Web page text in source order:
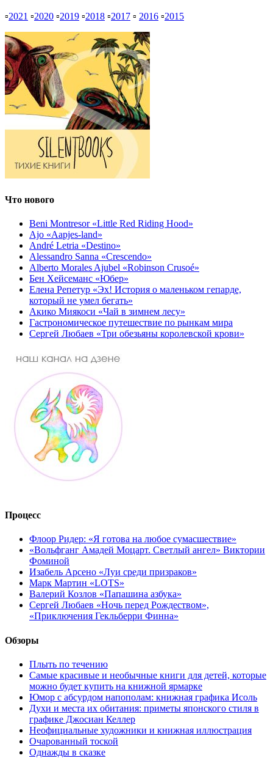
▫2021 ▫2020 ▫2019 ▫2018 ▫2017 ▫ 2016 ▫2015
Что нового
Beni Montresor «Little Red Riding Hood»
Ajo «Aapjes-land»
André Letria «Destino»
Alessandro Sanna «Crescendo»
Alberto Morales Ajubel «Robinson Crusoé»
Бен Хейсеманс «Юбер»
Елена Репетур «Эх! История о маленьком гепарде,
который не умел бегать»
Акико Миякоси «Чай в зимнем лесу»
Гастрономическое путешествие по рынкам мира
Сергей Любаев «Три обезьяны королевской крови»
Процесс
Флоор Ридер: «Я готова на любое сумасшествие»
«Вольфганг Амадей Моцарт. Светлый ангел» Виктории
Фоминой
Изабель Арсено «Луи среди призраков»
Марк Мартин «LOTS»
Валерий Козлов «Папашина азбука»
Сергей Любаев «Ночь перед Рождеством»,
«Приключения Гекльберри Финна»
Обзоры
Плыть по течению
Самые красивые и необычные книги для детей, которые
можно будет купить на книжной ярмарке
Юмор с абсурдом напополам: книжная графика Исоль
Духи и места их обитания: приметы японского стиля в
графике Джосиан Келлер
Неофициальные художники и книжная иллюстрация
Очарованный тоской
Однажды в сказке